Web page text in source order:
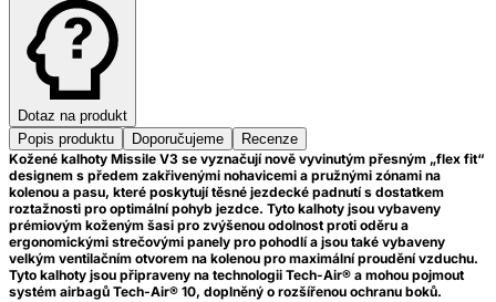
Dotaz na produkt
Popis produktu
Doporučujeme
Recenze
Kožené kalhoty Missile V3 se vyznačují nově vyvinutým přesným „flex fit“
designem s předem zakřivenými nohavicemi a pružnými zónami na
kolenou a pasu, které poskytují těsné jezdecké padnutí s dostatkem
roztažnosti pro optimální pohyb jezdce. Tyto kalhoty jsou vybaveny
prémiovým koženým šasi pro zvýšenou odolnost proti oděru a
ergonomickými strečovými panely pro pohodlí a jsou také vybaveny
velkým ventilačním otvorem na kolenou pro maximální proudění vzduchu.
Tyto kalhoty jsou připraveny na technologii Tech-Air® a mohou pojmout
systém airbagů Tech-Air® 10, doplněný o rozšířenou ochranu boků.